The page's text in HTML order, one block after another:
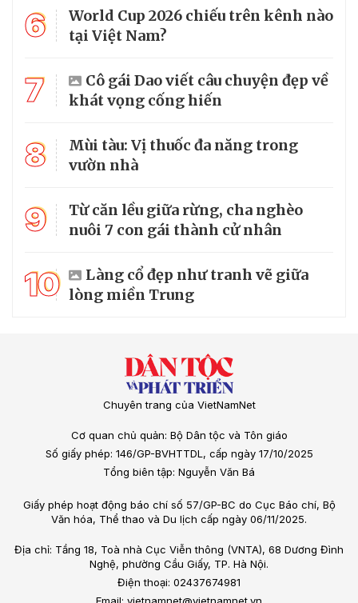
6
World Cup 2026 chiếu trên kênh nào
tại Việt Nam?
7
Cô gái Dao viết câu chuyện đẹp về
khát vọng cống hiến
8
Mùi tàu: Vị thuốc đa năng trong
vườn nhà
9
Từ căn lều giữa rừng, cha nghèo
nuôi 7 con gái thành cử nhân
10
Làng cổ đẹp như tranh vẽ giữa
lòng miền Trung
Chuyên trang của VietNamNet
Cơ quan chủ quản: Bộ Dân tộc và Tôn giáo
Số giấy phép: 146/GP-BVHTTDL, cấp ngày 17/10/2025
Tổng biên tập: Nguyễn Văn Bá
Giấy phép hoạt động báo chí số 57/GP-BC do Cục Báo chí, Bộ
Văn hóa, Thể thao và Du lịch cấp ngày 06/11/2025.
Địa chỉ: Tầng 18, Toà nhà Cục Viễn thông (VNTA), 68 Dương Đình
Nghệ, phường Cầu Giấy, TP. Hà Nội.
Điện thoại: 02437674981